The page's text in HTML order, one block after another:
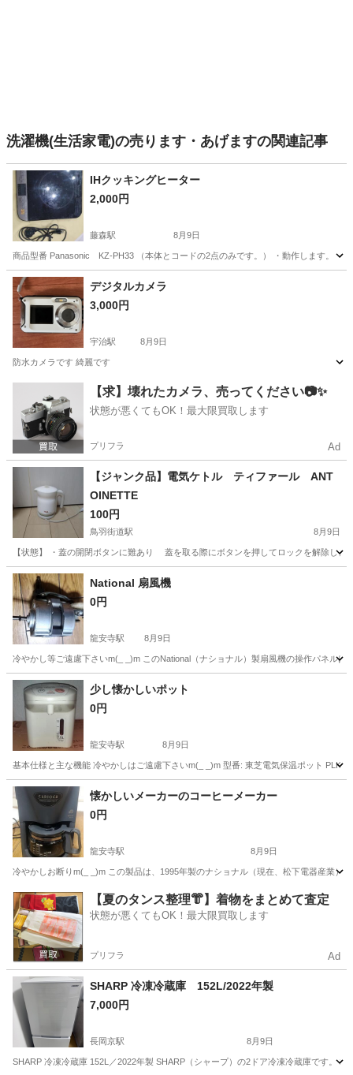
洗濯機(生活家電)の売ります・あげますの関連記事
IHクッキングヒーター
2,000円
藤森駅 8月9日
商品型番 Panasonic KZ-PH33 （本体とコードの2点のみです。） ・動作します。 ・
京都 京都市 藤森駅 キッチン家電
デジタルカメラ
3,000円
宇治駅 8月9日
防水カメラです 綺麗です
宇治駅 カメラ
【求】壊れたカメラ、売ってください📷✨
状態が悪くてもOK！最大限買取します
プリフラ Ad
【ジャンク品】電気ケトル ティファール ANT
OINETTE
100円
鳥羽街道駅 8月9日
【状態】 ・蓋の開閉ボタンに難あり 蓋を取る際にボタンを押してロックを解除し
京都 京都市 鳥羽街道駅 キッチン家電
National 扇風機
0円
龍安寺駅 8月9日
冷やかし等ご遠慮下さいm(_ _)m このNational（ナショナル）製扇風機の操作パネル
京都 京都市 龍安寺駅 季節、空調家電
少し懐かしいポット
0円
龍安寺駅 8月9日
基本仕様と主な機能 冷やかしはご遠慮下さいm(_ _)m 型番: 東芝電気保温ポット
京都 京都市 龍安寺駅 キッチン家電 ポット
懐かしいメーカーのコーヒーメーカー
0円
龍安寺駅 8月9日
冷やかしお断りm(_ _)m この製品は、1995年製のナショナル（現在、松下電器産業）
京都 京都市 龍安寺駅 生活家電
【夏のタンス整理👘】着物をまとめて査定
状態が悪くてもOK！最大限買取します
プリフラ Ad
SHARP 冷凍冷蔵庫 152L/2022年製
7,000円
長岡京駅 8月9日
SHARP 冷凍冷蔵庫 152L／2022年製 SHARP（シャープ）の2ドア冷凍冷蔵庫です。